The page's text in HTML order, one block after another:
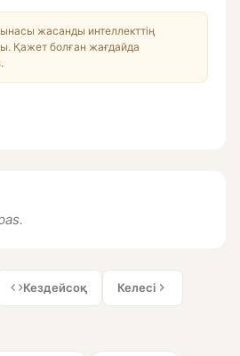
жасанды интеллекттің
Қажет болған жағдайда
Кездейсоқ Келесі